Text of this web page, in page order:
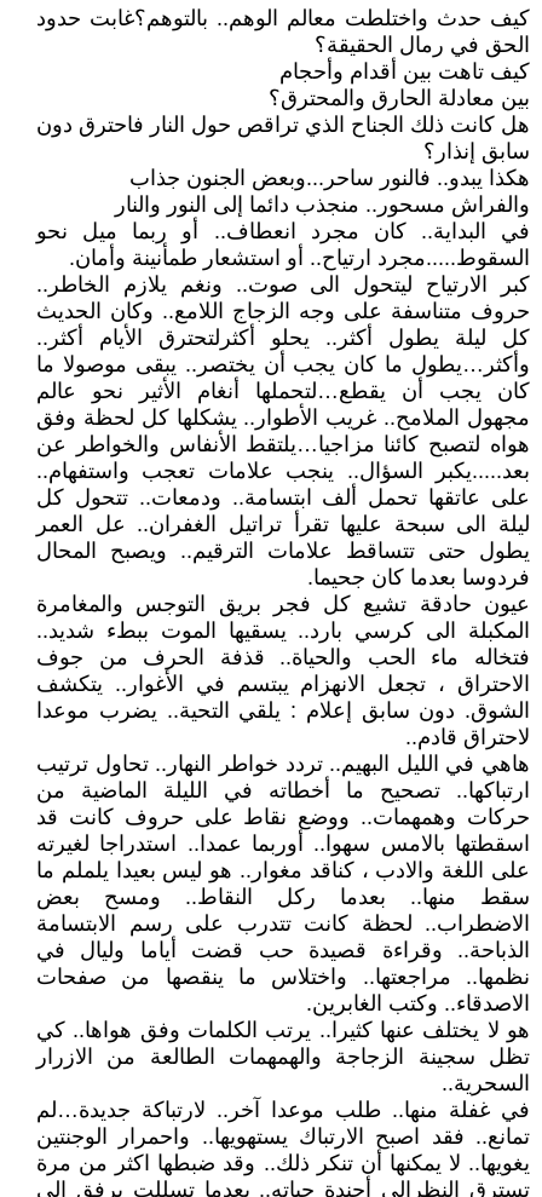
كيف حدث واختلطت معالم الوهم.. بالتوهم؟غابت حدود
الحق في رمال الحقيقة؟
كيف تاهت بين أقدام وأحجام
بين معادلة الحارق والمحترق؟
هل كانت ذلك الجناح الذي تراقص حول النار فاحترق دون
سابق إنذار؟
هكذا يبدو.. فالنور ساحر...وبعض الجنون جذاب
والفراش مسحور.. منجذب دائما إلى النور والنار
في البداية.. كان مجرد انعطاف.. أو ربما ميل نحو
السقوط.....مجرد ارتياح.. أو استشعار طمأنينة وأمان.
كبر الارتياح ليتحول الى صوت.. ونغم يلازم الخاطر..
حروف متناسفة على وجه الزجاج اللامع.. وكان الحديث
كل ليلة يطول أكثر.. يحلو أكثرلتحترق الأيام أكثر..
وأكثر…يطول ما كان يجب أن يختصر.. يبقى موصولا ما
كان يجب أن يقطع…لتحملها أنغام الأثير نحو عالم
مجهول الملامح.. غريب الأطوار.. يشكلها كل لحظة وفق
هواه لتصبح كائنا مزاجيا…يلتقط الأنفاس والخواطر عن
بعد.....يكبر السؤال.. ينجب علامات تعجب واستفهام..
على عاتقها تحمل ألف ابتسامة.. ودمعات.. تتحول كل
ليلة الى سبحة عليها تقرأ تراتيل الغفران.. عل العمر
يطول حتى تتساقط علامات الترقيم.. ويصبح المحال
فردوسا بعدما كان جحيما.
عيون حادقة تشيع كل فجر بريق التوجس والمغامرة
المكبلة الى كرسي بارد.. يسقيها الموت ببطء شديد..
فتخاله ماء الحب والحياة.. قذفة الحرف من جوف
الاحتراق ، تجعل الانهزام يبتسم في الأغوار.. يتكشف
الشوق. دون سابق إعلام : يلقي التحية.. يضرب موعدا
لاحتراق قادم..
هاهي في الليل البهيم.. تردد خواطر النهار.. تحاول ترتيب
ارتباكها.. تصحيح ما أخطاته في الليلة الماضية من
حركات وهمهمات.. ووضع نقاط على حروف كانت قد
اسقطتها بالامس سهوا.. أوربما عمدا.. استدراجا لغيرته
على اللغة والادب ، كناقد مغوار.. هو ليس بعيدا يلملم ما
سقط منها.. بعدما ركل النقاط.. ومسح بعض
الاضطراب.. لحظة كانت تتدرب على رسم الابتسامة
الذباحة.. وقراءة قصيدة حب قضت أياما وليال في
نظمها.. مراجعتها.. واختلاس ما ينقصها من صفحات
الاصدقاء.. وكتب الغابرين.
هو لا يختلف عنها كثيرا.. يرتب الكلمات وفق هواها.. كي
تظل سجينة الزجاجة والهمهمات الطالعة من الازرار
السحرية..
في غفلة منها.. طلب موعدا آخر.. لارتباكة جديدة…لم
تمانع.. فقد اصبح الارتباك يستهويها.. واحمرار الوجنتين
يغويها.. لا يمكنها أن تنكر ذلك.. وقد ضبطها اكثر من مرة
تسترق النظرإلى أجندة حياته.. بعدما تسللت برفق الى